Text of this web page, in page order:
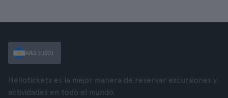
ARG (USD)
Hellotickets es la mejor manera de reservar excursiones y
actividades en todo el mundo.